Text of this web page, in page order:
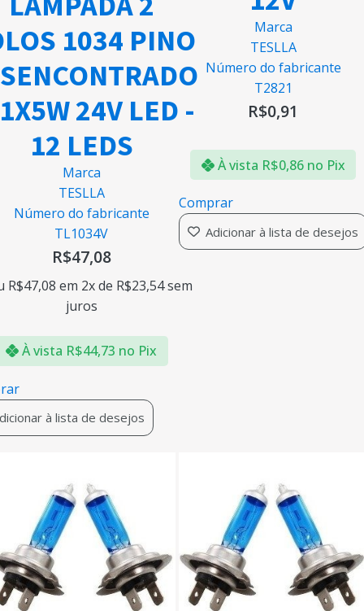
1034 PINO
24V LED -
12 LEDS
Marca
TESLLA
Número do fabricante
TL1034V
R$47,08
R$47,08 em 2x de R$23,54sem
juros
À vista R$44,73 no Pix
à lista de desejos
Marca
TESLLA
Número do fabricante
T2821
R$0,91
À vista R$0,86 no Pix
Comprar
Adicionar à lista de desejos